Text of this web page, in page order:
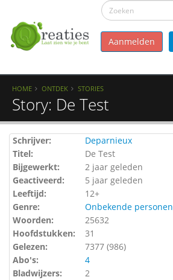
Aanmelden
HOME ONTDEK STORIES
Story: De Test
Schrijver:
Deparnieux
Titel:
De Test
Bijgewerkt:
2 jaar geleden
Geactiveerd:
5 jaar geleden
Leeftijd:
12+
Genre:
Onbekende personen
Woorden:
25632
Hoofdstukken:
31
Gelezen:
7377 (986)
Abo's:
4
Bladwijzers:
2